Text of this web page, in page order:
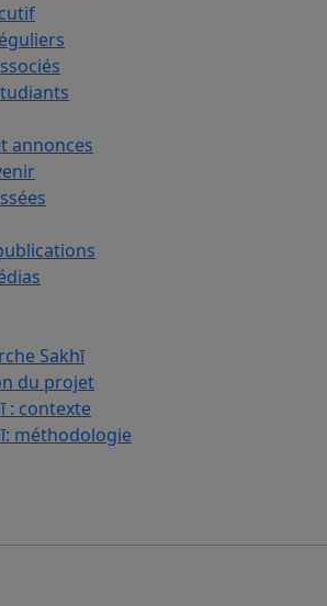
annonces
Sakhī
du projet
: contexte
méthodologie